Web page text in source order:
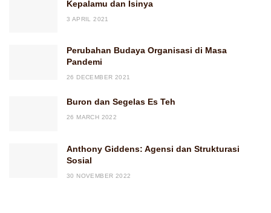
Kepalamu dan Isinya
3 APRIL 2021
Perubahan Budaya Organisasi di Masa
Pandemi
26 DECEMBER 2021
Buron dan Segelas Es Teh
26 MARCH 2022
Anthony Giddens: Agensi dan Strukturasi
Sosial
30 NOVEMBER 2022